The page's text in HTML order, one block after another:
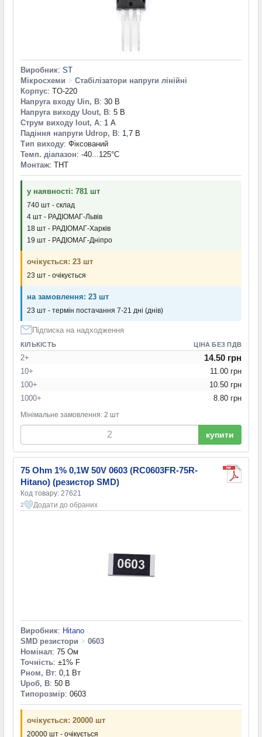
Виробник: ST
Мікросхеми > Стабілізатори напруги лінійні
Корпус: TO-220
Напруга входу Uin, В: 30 В
Напруга виходу Uout, В: 5 В
Струм виходу Iout, А: 1 А
Падіння напруги Udrop, В: 1,7 В
Тип виходу: Фіксований
Темп. діапазон: -40...125°С
Монтаж: THT
у наявності: 781 шт
740 шт - склад
4 шт - РАДІОМАГ-Львів
18 шт - РАДІОМАГ-Харків
19 шт - РАДІОМАГ-Дніпро
очікується: 23 шт
23 шт - очікується
на замовлення: 23 шт
23 шт - термін постачання 7-21 дні (днів)
Підписка на надходження
КІЛЬКІСТЬ ЦІНА БЕЗ ПДВ
2+ 14.50 грн
10+
11.00 грн
100+
10.50 грн
1000+
8.80 грн
Мінімальне замовлення: 2 шт
купити
75 Ohm 1% 0,1W 50V 0603 (RC0603FR-75R-
Hitano) (резистор SMD)
Код товару: 27621
2 Додати до обраних
Виробник: Hitano
SMD резистори > 0603
Номінал: 75 Ом
Точність: ±1% F
Pном, Вт: 0,1 Вт
Uроб, В: 50 В
Типорозмір: 0603
очікується: 20000 шт
20000 шт - очікується